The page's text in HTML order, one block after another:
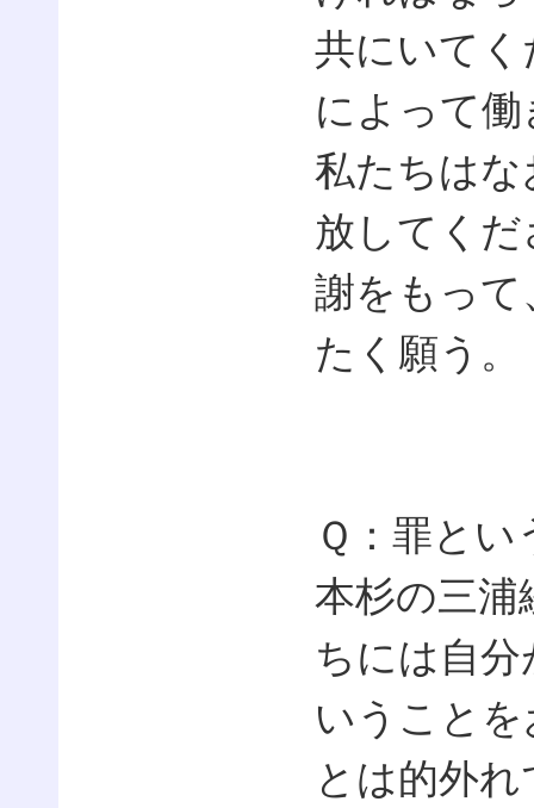
共にいて
によって
私たちは
放してく
謝をもっ
たく願う。
Ｑ：罪と
本杉の三浦
ちには自
いうこと
とは的外